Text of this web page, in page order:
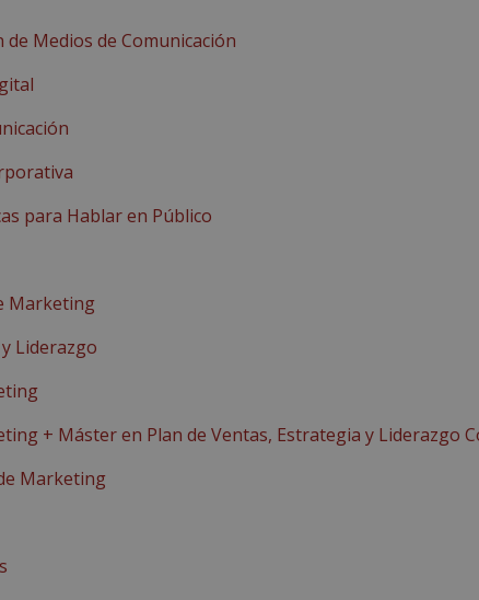
Medios de Comunicación
para Hablar en Público
Marketing
Liderazgo
+ Máster en Plan de Ventas, Estrategia y Liderazgo
Marketing